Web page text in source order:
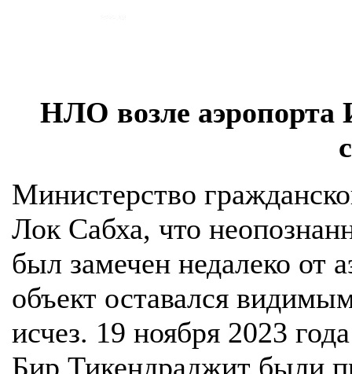
НЛО возле аэропорта
Министерство
Лок Сабха, что
был замечен недалеко от
объект оставался
исчез. 19 ноября 2023
Бир Тикендраджит были